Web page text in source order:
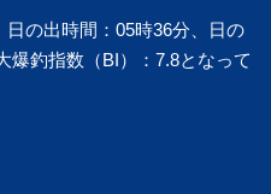
日の出時間：05時36分、日の
爆釣指数（BI）：7.8となって